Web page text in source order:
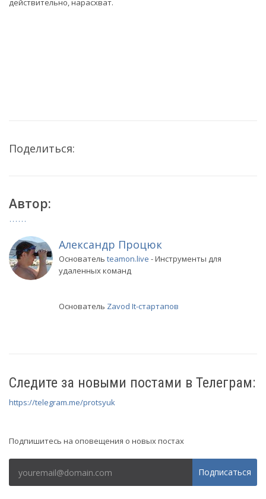
действительно, нарасхват.
Поделиться:
Автор:
Александр Процюк
Основатель teamon.live - Инструменты для
удаленных команд
Основатель Zavod It-стартапов
Следите за новыми постами в Телеграм:
https://telegram.me/protsyuk
Подпишитесь на оповещения о новых постах
Подписаться